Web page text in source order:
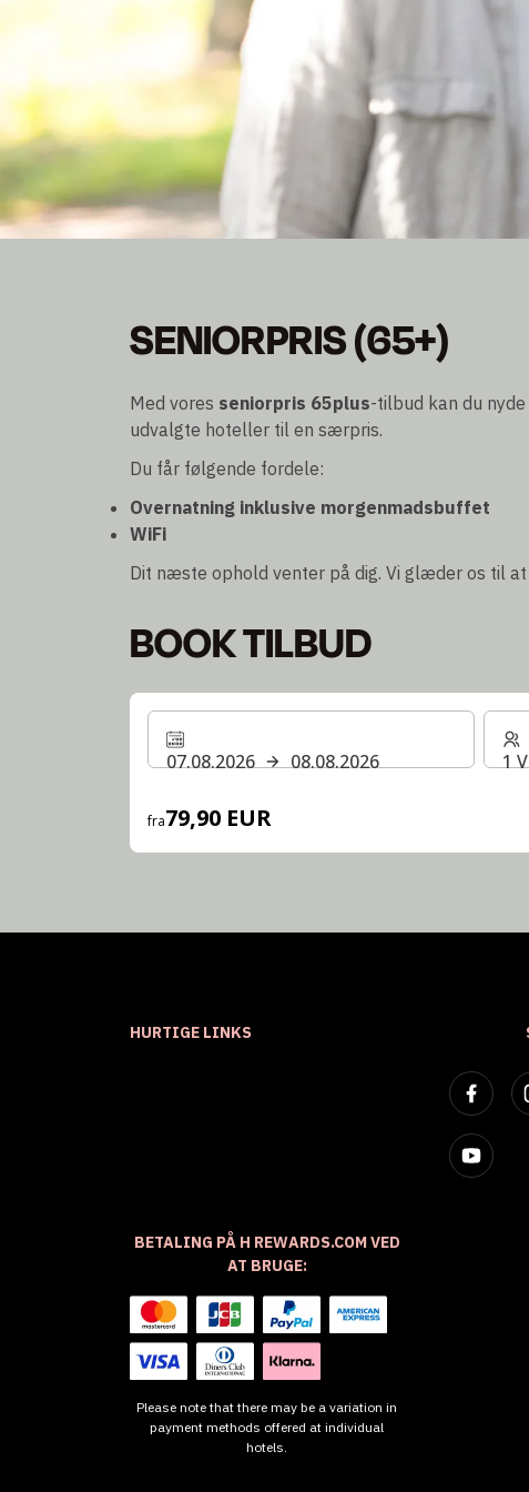
Særpris for alle personer på 65 år og derover
Tilgængeligt året rundt efter anmodning og afhængigt
SENIORPRIS (65+)
Med vores seniorpris 65plus-tilbud kan du
udvalgte hoteller til en særpris.
Du får følgende fordele:
Overnatning inklusive morgenmadsbuffet
WiFi
Dit næste ophold venter på dig. Vi glæder os til at
BOOK TILBUD
07.08.2026 08.08.2026
fra79,90 EUR
1
HURTIGE LINKS
BETALING PÅ H REWARDS.COM VED
AT BRUGE:
Please note that there may be a variation in
payment methods offered at individual
hotels.